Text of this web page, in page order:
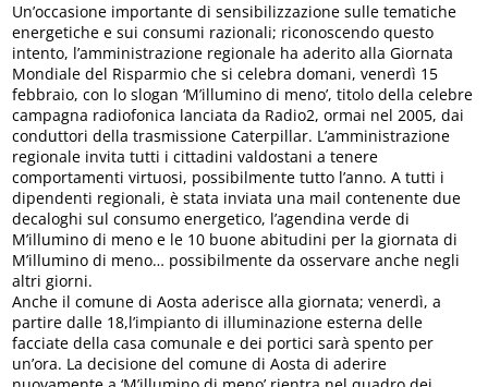
Un’occasione importante di sensibilizzazione sulle tematiche
energetiche e sui consumi razionali; riconoscendo questo
intento, l’amministrazione regionale ha aderito alla Giornata
Mondiale del Risparmio che si celebra domani, venerdì 15
febbraio, con lo slogan ‘M’illumino di meno’, titolo della celebre
campagna radiofonica lanciata da Radio2, ormai nel 2005, dai
conduttori della trasmissione Caterpillar. L’amministrazione
regionale invita tutti i cittadini valdostani a tenere
comportamenti virtuosi, possibilmente tutto l’anno. A tutti i
dipendenti regionali, è stata inviata una mail contenente due
decaloghi sul consumo energetico, l’agendina verde di
M’illumino di meno e le 10 buone abitudini per la giornata di
M’illumino di meno… possibilmente da osservare anche negli
altri giorni.
Anche il comune di Aosta aderisce alla giornata; venerdì, a
partire dalle 18,l’impianto di illuminazione esterna delle
facciate della casa comunale e dei portici sarà spento per
un’ora. La decisione del comune di Aosta di aderire